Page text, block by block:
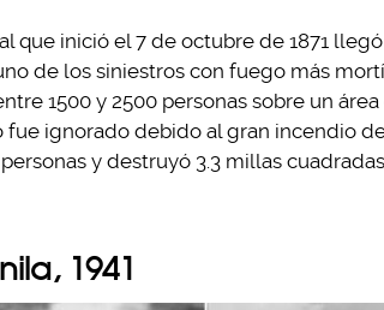
que inició el 7 de octubre de 1871
de los siniestros con fuego más
1500 y 2500 personas sobre un
fue ignorado debido al gran incendio
y destruyó 3.3 millas
1941